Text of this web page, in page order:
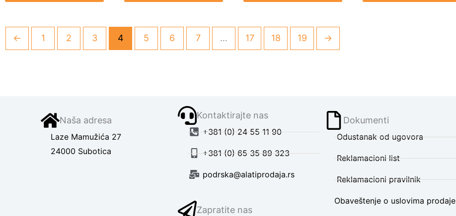
← 1 2 3 4 5 6 7 … 17 18 19 →
Naša adresa
Laze Mamužića 27
24000 Subotica
Kontaktirajte nas
+381 (0) 24 55 11 90
+381 (0) 65 35 89 323
podrska@alatiprodaja.rs
Zapratite nas
Dokumenti
Odustanak od ugovora
Reklamacioni list
Reklamacioni pravilnik
Obaveštenje o uslovima prodaje